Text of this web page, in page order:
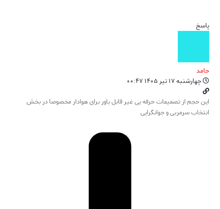
پاسخ
حامد
چهارشنبه ۱۷ تیر ۱۴۰۵ ۰۰:۴۷
این حجم از تصمیمات حرفه یی غیر قابل باور برای هوادار مخصوصا در بخش
انتخاب سرمربی و جوانگرایی